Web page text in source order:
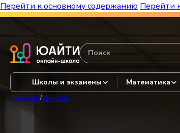
Перейти к основному содержанию Перейти
Школы и экзамены Математика
Главная/Школы